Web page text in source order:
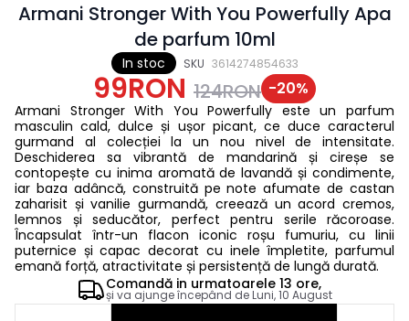
In stoc SKU 3614274854633
Armani Stronger With You Powerfully Apa
de parfum 10ml
99RON 124RON -20%
Armani Stronger With You Powerfully este un parfum
masculin cald, dulce și ușor picant, ce duce caracterul
gurmand al colecției la un nou nivel de intensitate.
Deschiderea sa vibrantă de mandarină și cireșe se
contopește cu inima aromată de lavandă și condimente,
iar baza adâncă, construită pe note afumate de castan
zaharisit și vanilie gurmandă, creează un acord cremos,
lemnos și seducător, perfect pentru serile răcoroase.
Încapsulat într-un flacon iconic roșu fumuriu, cu linii
puternice și capac decorat cu inele împletite, parfumul
emană forță, atractivitate și persistență de lungă durată.
Comandă in urmatoarele 13 ore,
și va ajunge începând deLuni, 10 August